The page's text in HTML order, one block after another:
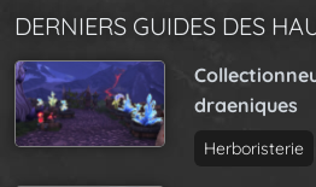
DERNIERS GUIDES DES
draeniques
Herboristerie